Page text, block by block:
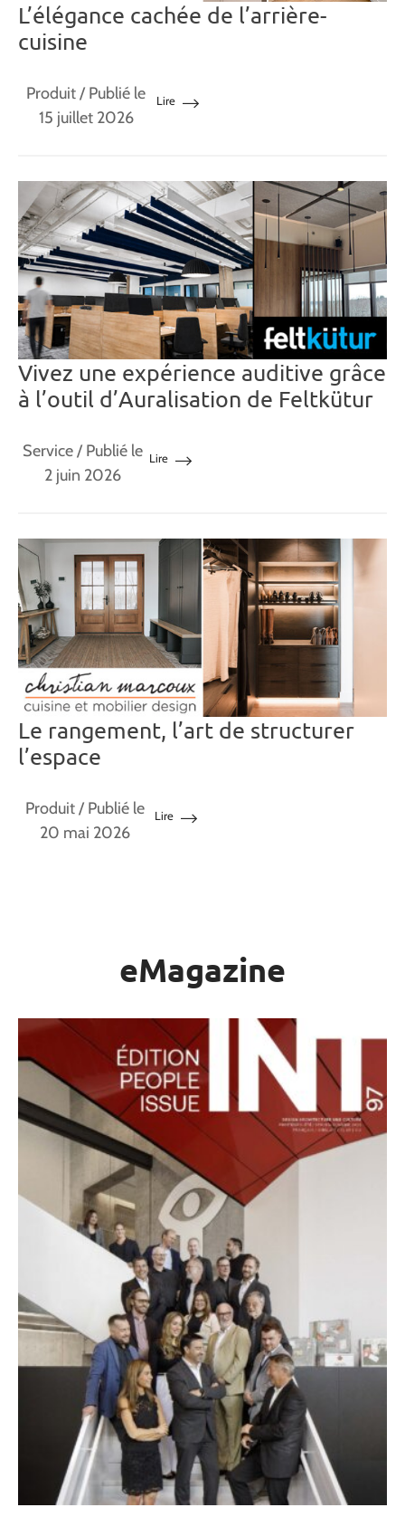
L’élégance cachée de l’arrière-
cuisine
Produit/ Publié le
15 juillet 2026
Lire
Vivez une expérience auditive grâce
à l’outil d’Auralisation de Feltkütur
Service/ Publié le
2 juin 2026
Lire
Le rangement, l’art de structurer
l’espace
Produit/ Publié le
20 mai 2026
Lire
eMagazine